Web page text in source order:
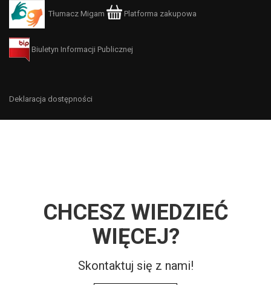
Tłumacz Migam Platforma zakupowa
Biuletyn Informacji Publicznej
Deklaracja dostępności
CHCESZ WIEDZIEĆ
WIĘCEJ?
Skontaktuj się z nami!